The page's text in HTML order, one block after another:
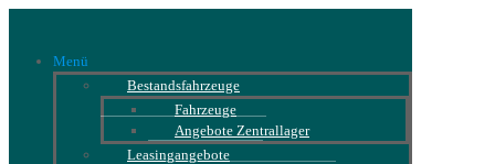
Menü
Bestandsfahrzeuge
Fahrzeuge
Angebote Zentrallager
Leasingangebote